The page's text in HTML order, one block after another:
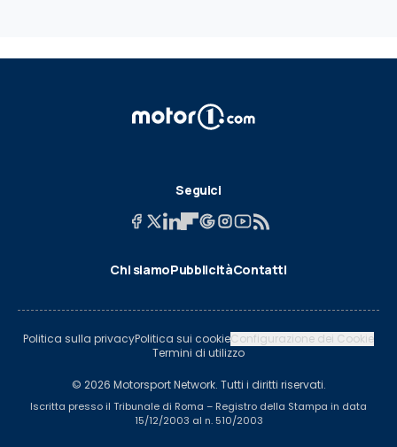
Seguici
Chi siamoPubblicitàContatti
Politica sulla privacyPolitica sui cookieConfigurazione dei Cookie
Termini di utilizzo
© 2026 Motorsport Network. Tutti i diritti riservati.
Iscritta presso il Tribunale di Roma – Registro della Stampa in data
15/12/2003 al n. 510/2003